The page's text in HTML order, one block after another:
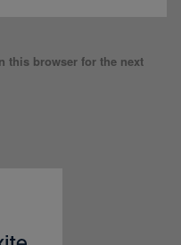
this browser for the next